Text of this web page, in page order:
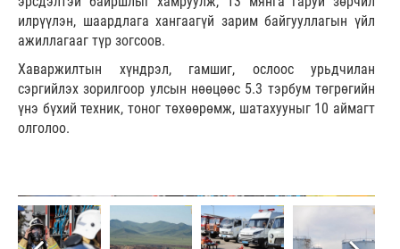
илрүүлэн, шаардлага хангаагүй зарим байгууллагын үйл
ажиллагааг түр зогсоов.
Хаваржилтын хүндрэл, гамшиг, ослоос урьдчилан
сэргийлэх зорилгоор улсын нөөцөөс 5.3 тэрбум төгрөгийн
үнэ бүхий техник, тоног төхөөрөмж, шатахууныг 10 аймагт
олголоо.